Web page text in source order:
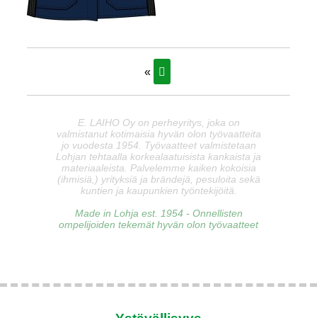
«
E. LAIHO Oy on perheyritys, joka on
valmistanut kotimaisia hyvän olon työvaatteita
jo vuodesta 1954. Työvaatteet valmistetaan
Lohjan tehtaalla korkealaatuisista kankaista ja
materiaaleista. Palvelemme kaiken kokoisia
(ihmisiä,) yrityksiä ja brändejä, pesuloita sekä
kuntien ja kaupunkien työntekijöitä.
Made in Lohja est. 1954 - Onnellisten
ompelijoiden tekemät hyvän olon työvaatteet